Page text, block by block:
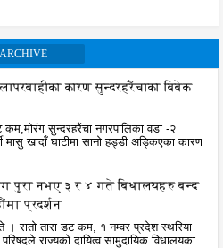
ARCHIVE
कारण सुन्दरहरैंचाका बिबेक
कम,मोरंग सुन्दरहरैंचा नगरपालिका वडा -२
मासु खादाँ घाटीमा सानो हड्डी अड्किएका कारण
पुरा नभए ३ र ४ गते बिधालयहरु बन्द
प्रदर्शन
। रातो तारा डट कम, १ नम्वर प्रदेश स्थरिया
राज्यको दायित्व सामुदायिक विधालयका